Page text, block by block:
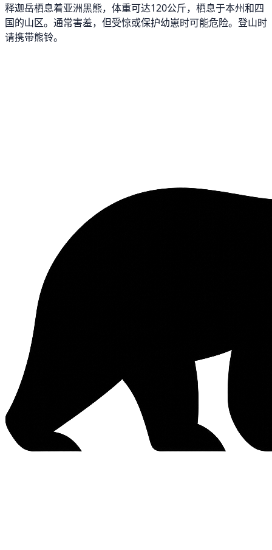
释迦岳栖息着亚洲黑熊，体重可达120公斤，栖息于本州和四
国的山区。通常害羞，但受惊或保护幼崽时可能危险。登山时
请携带熊铃。